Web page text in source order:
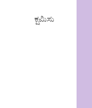
ಕ್ಷಮಿಸು